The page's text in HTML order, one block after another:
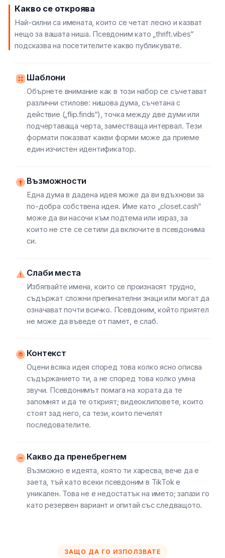
Какво се откроява
Най-силни са имената, които се четат лесно и казват
нещо за вашата ниша. Псевдоним като „thrift.vibes“
подсказва на посетителите какво публикувате.
Шаблони
Обърнете внимание как в този набор се съчетават
различни стилове: нишова дума, съчетана с
действие („flip.finds“), точка между две думи или
подчертаваща черта, заместваща интервал. Тези
формати показват какви форми може да приеме
един изчистен идентификатор.
Възможности
Една дума в дадена идея може да ви вдъхнови за
по-добра собствена идея. Име като „closet.cash“
може да ви насочи към подтема или израз, за
които не сте се сетили да включите в псевдонима
си.
Слаби места
Избягвайте имена, които се произнасят трудно,
съдържат сложни препинателни знаци или могат да
означават почти всичко. Псевдоним, който приятел
не може да въведе от памет, е слаб.
Контекст
Оцени всяка идея според това колко ясно описва
съдържанието ти, а не според това колко умна
звучи. Псевдонимът помага на хората да те
запомнят и да те открият; видеоклиповете, които
стоят зад него, са тези, които печелят
последователите.
Какво да пренебрегнем
Възможно е идеята, която ти харесва, вече да е
заета, тъй като всеки псевдоним в TikTok е
уникален. Това не е недостатък на името; запази го
като резервен вариант и опитай със следващото.
ЗАЩО ДА ГО ИЗПОЛЗВАТЕ